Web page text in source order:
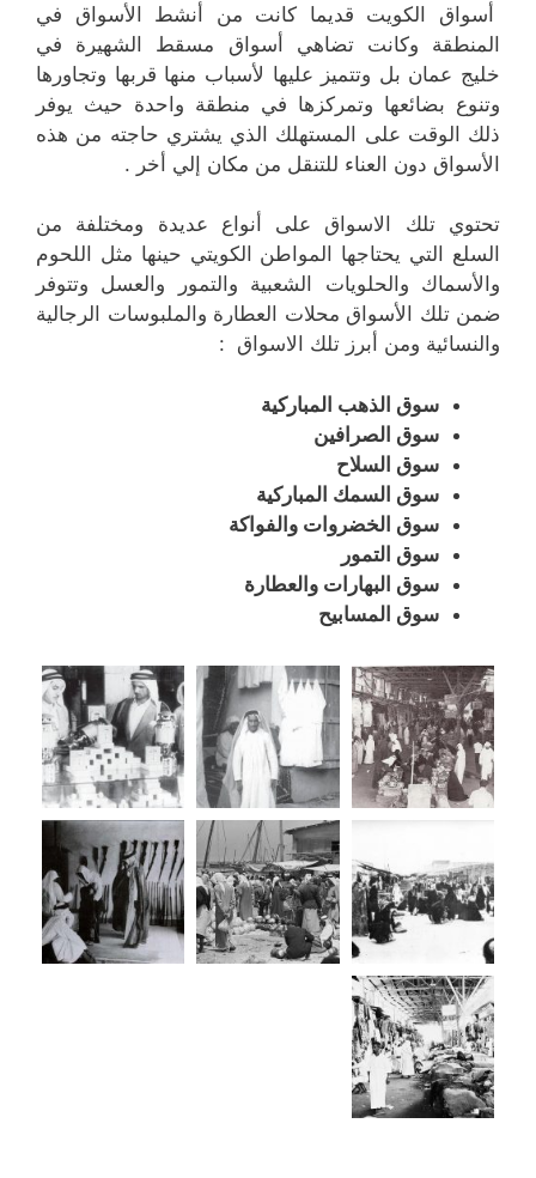
أسواق الكويت قديما كانت من أنشط الأسواق في
المنطقة وكانت تضاهي أسواق مسقط الشهيرة في
خليج عمان بل وتتميز عليها لأسباب منها قربها وتجاورها
وتنوع بضائعها وتمركزها في منطقة واحدة حيث يوفر
ذلك الوقت على المستهلك الذي يشتري حاجته من هذه
الأسواق دون العناء للتنقل من مكان إلي أخر .
تحتوي تلك الاسواق على أنواع عديدة ومختلفة من
السلع التي يحتاجها المواطن الكويتي حينها مثل اللحوم
والأسماك والحلويات الشعبية والتمور والعسل وتتوفر
ضمن تلك الأسواق محلات العطارة والملبوسات الرجالية
والنسائية ومن أبرز تلك الاسواق :
سوق الذهب المباركية
سوق الصرافين
سوق السلاح
سوق السمك المباركية
سوق الخضروات والفواكة
سوق التمور
سوق البهارات والعطارة
سوق المسابيح